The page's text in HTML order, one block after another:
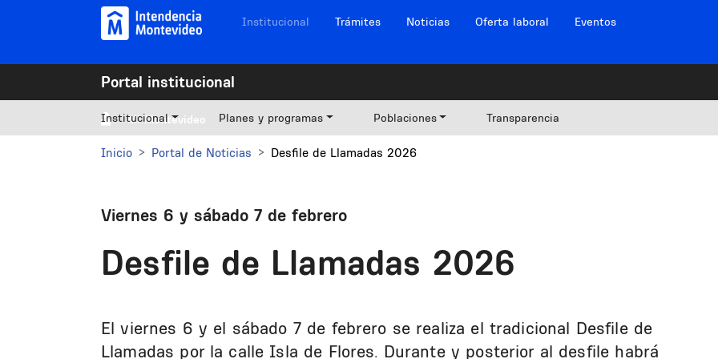
Pasar al contenido principal Navegación sitios
Institucional Trámites Noticias Oferta laboral Eventos
Portal institucional
Mi Montevideo
Institucional Planes y programas Poblaciones Transparencia
Inicio Portal de Noticias Desfile de Llamadas 2026
Viernes 6 y sábado 7 de febrero
Desfile de Llamadas 2026
El viernes 6 y el sábado 7 de febrero se realiza el tradicional Desfile de
Llamadas por la calle Isla de Flores. Durante y posterior al desfile habrá